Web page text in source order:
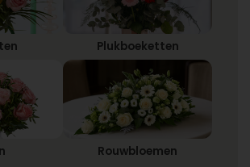
Plukboeketten
Rouwbloemen